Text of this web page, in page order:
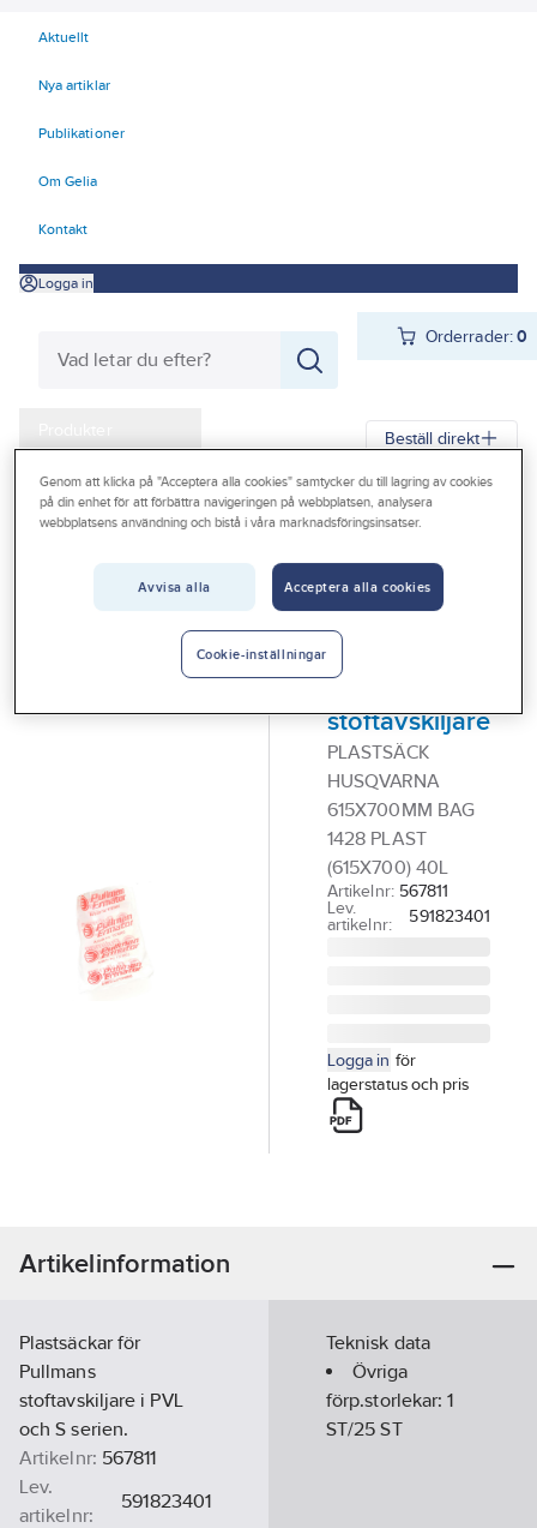
Aktuellt
Nya artiklar
Publikationer
Om Gelia
Kontakt
Logga in
Orderrader:0
Kampanjer
Outlet
Beställ direkt
Gelia Produkter
Verktyg & Maskiner
Elhandverktyg och maskiner
Damm - Grovsugare - Utsugning
Tillbehör till stoftavskiljare - luftrenare - spånsug
för Pullman
stoftavskiljare
PLASTSÄCK
HUSQVARNA
615X700MM BAG
1428 PLAST
(615X700) 40L
Artikelnr: 567811
Lev.
artikelnr:
591823401
Logga in för
lagerstatus och pris
Artikelinformation
Plastsäckar för
Pullmans
stoftavskiljare i PVL
och S serien.
Artikelnr: 567811
Lev.
artikelnr:
591823401
Teknisk data
Övriga
förp.storlekar:1
ST/25 ST
Genom att klicka på "Acceptera alla cookies" samtycker du till lagring av cookies
på din enhet för att förbättra navigeringen på webbplatsen, analysera
webbplatsens användning och bistå i våra marknadsföringsinsatser.
Avvisa alla Acceptera alla cookies
Cookie-inställningar